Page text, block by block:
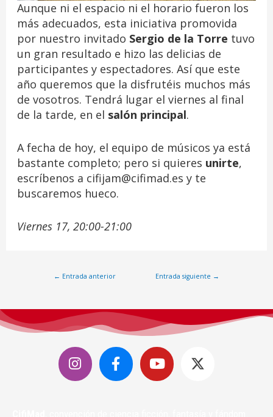
Aunque ni el espacio ni el horario fueron los
más adecuados, esta iniciativa promovida
por nuestro invitado Sergio de la Torre tuvo
un gran resultado e hizo las delicias de
participantes y espectadores. Así que este
año queremos que la disfrutéis muchos más
de vosotros. Tendrá lugar el viernes al final
de la tarde, en el salón principal.
A fecha de hoy, el equipo de músicos ya está
bastante completo; pero si quieres unirte,
escríbenos a cifijam@cifimad.es y te
buscaremos hueco.
Viernes 17, 20:00-21:00
← Entrada anterior Entrada siguiente →